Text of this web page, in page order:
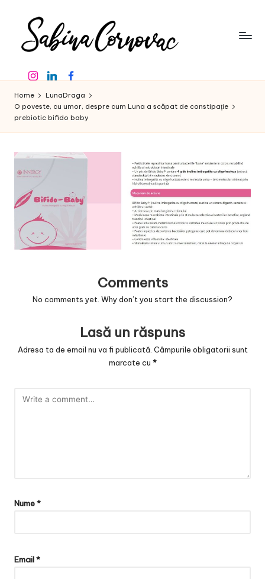
content
a
b
in
a
C
o
r
n
o
nl
e
creator
de
conținut
de
16
-
InstagramLinkedinFacebook
Home
LunaDraga
O poveste, cu umor, despre cum Luna a scăpat de constipație
prebiotic bifido baby
Comments
No comments yet. Why don’t you start the discussion?
Lasă un răspuns
Adresa ta de email nu va fi publicată. Câmpurile obligatorii sunt
marcate cu *
Nume*
Email*